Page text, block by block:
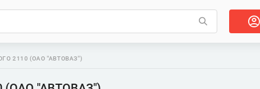
2110 (ОАО "АВТОВАЗ")